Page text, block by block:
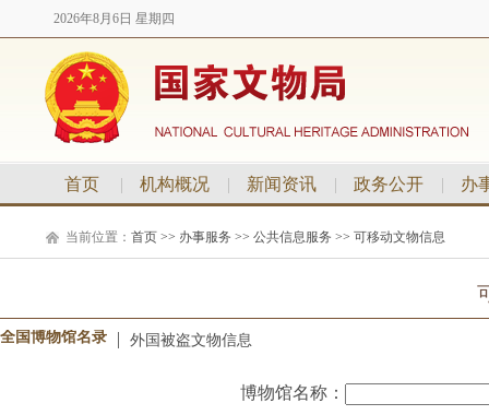
2026年8月6日 星期四
首页 | 机构概况 | 新闻资讯 | 政务公开 | 办
当前位置： 首页 >> 办事服务 >> 公共信息服务 >> 可移动文物信息
全国博物馆名录 外国被盗文物信息
博物馆名称：